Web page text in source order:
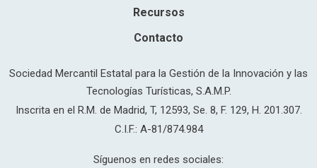
Recursos
Contacto
Sociedad Mercantil Estatal para la Gestión de la Innovación y las
Tecnologías Turísticas, S.A.M.P.
Inscrita en el R.M. de Madrid, T, 12593, Se. 8, F. 129, H. 201.307.
C.I.F.: A-81/874.984
Síguenos en redes sociales: